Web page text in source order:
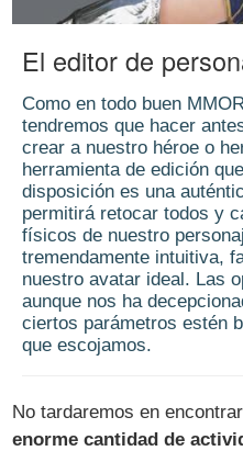
El editor de
Como en todo buen
tendremos que hacer
crear a nuestro héroe o
herramienta de edición
disposición es una
permitirá retocar todos y
físicos de nuestro
tremendamente intuitiva,
nuestro avatar ideal. Las
aunque nos ha
ciertos parámetros estén
que escojamos.
No tardaremos en
enorme cantidad de